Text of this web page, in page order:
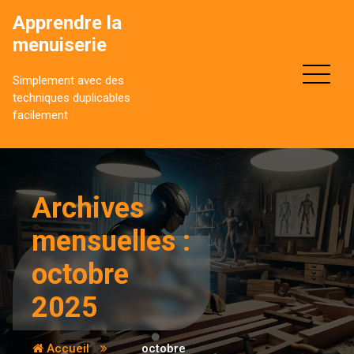
contenu
Apprendre la
menuiserie
Simplement avec des
techniques duplicables
facilement
Archives
mensuelles :
octobre
2025
Accueil
octobre